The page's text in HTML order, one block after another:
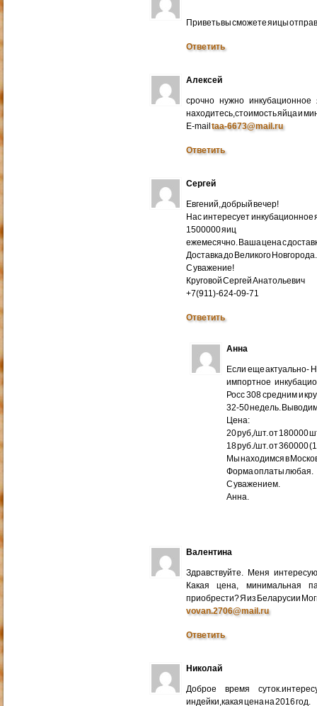
Приветь вы сможете яицы
Ответить
Алексей
срочно нужно
находитесь,стоимость яйца и
E-mailtaa-6673@mail.ru
Ответить
Сергей
Евгений, добрый вечер!
Нас интересует инкубационное
1500000 яиц
ежемесячно. Ваша цена с
Доставка до Великого Новгорода.
С уважение!
Круговой Сергей Анатольевич
+7(911)-624-09-71
Ответить
Анна
Если еще актуально-
импортное
Росс 308 средним и
32-50 недель.
Цена:
20 руб,/шт. от 180000
18 руб./шт. от 360000
Мы находимся в
Форма оплаты любая.
С уважением.
Анна.
Валентина
Здравствуйте. Меня
Какая цена, минимальная
приобрести? Я из Беларусии
vovan.2706@mail.ru
Ответить
Николай
Доброе время
индейки,какая цена на 2016 год.